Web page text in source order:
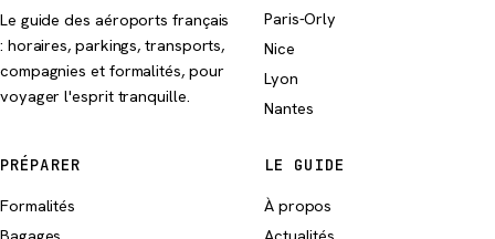
Le guide des aéroports français
: horaires, parkings, transports,
compagnies et formalités, pour
voyager l'esprit tranquille.
Paris-Orly
Nice
Lyon
Nantes
PRÉPARER
Formalités
LE GUIDE
À propos